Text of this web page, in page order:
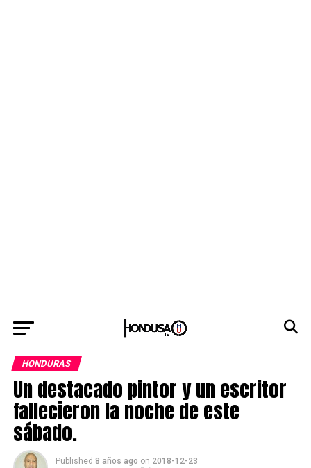
HONDURAS
Un destacado pintor y un escritor
fallecieron la noche de este
sábado.
Published 8 años ago on 2018-12-23